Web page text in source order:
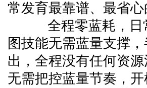
常发育最靠谱、最省心
全程零蓝耗，日
图技能无需蓝量支撑
出，全程没有任何资
无需把控蓝量节奏，